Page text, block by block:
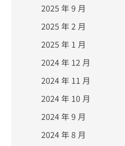
2025 年 9 月
2025 年 2 月
2025 年 1 月
2024 年 12 月
2024 年 11 月
2024 年 10 月
2024 年 9 月
2024 年 8 月